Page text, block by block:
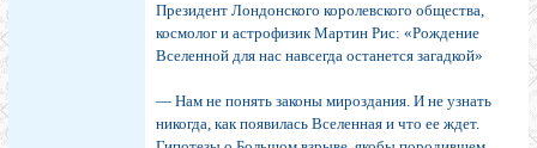
Президент Лондонского королевского общества,
космолог и астрофизик Мартин Рис: «Рождение
Вселенной для нас навсегда останется загадкой»
— Нам не понять законы мироздания. И не узнать
никогда, как появилась Вселенная и что ее ждет.